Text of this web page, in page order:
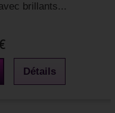
brillants...
Détails